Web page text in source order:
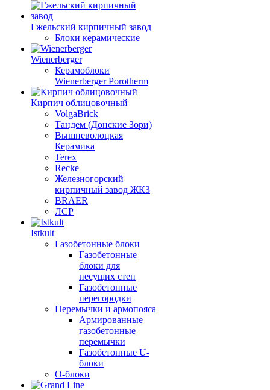
Гжельский кирпичный завод
Блоки керамические
Wienerberger
Керамоблоки
Wienerberger Porotherm
Кирпич облицовочный
VolgaBrick
Тандем (Донские Зори)
Вышневолоцкая
Керамика
Terex
Recke
Железногорский
кирпичный завод ЖКЗ
BRAER
ЛСР
Istkult
Газобетонные блоки
Газобетонные
блоки для
несущих стен
Газобетонные
перегородки
Перемычки и армопояса
Армированные
газобетонные
перемычки
Газобетонные U-
блоки
О-блоки